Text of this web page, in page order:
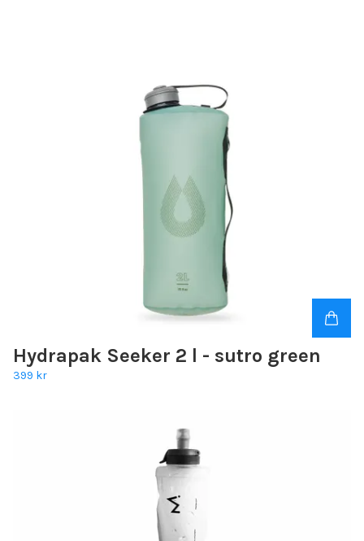
Hydrapak Seeker 2 l - sutro green
399 kr